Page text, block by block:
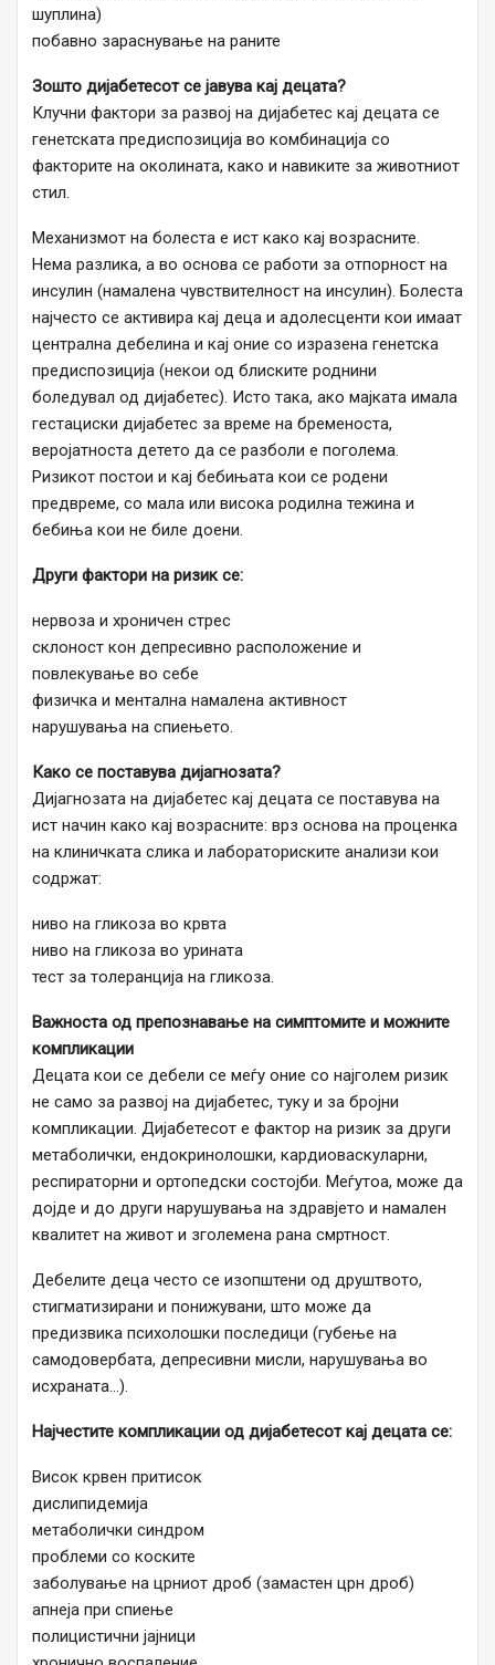
шуплина)
побавно зараснување на раните
Зошто дијабетесот се јавува кај децата?
Клучни фактори за развој на дијабетес кај децата се
генетската предиспозиција во комбинација со
факторите на околината, како и навиките за животниот
стил.
Механизмот на болеста е ист како кај возрасните.
Нема разлика, а во основа се работи за отпорност на
инсулин (намалена чувствителност на инсулин). Болеста
најчесто се активира кај деца и адолесценти кои имаат
централна дебелина и кај оние со изразена генетска
предиспозиција (некои од блиските роднини
боледувал од дијабетес). Исто така, ако мајката имала
гестациски дијабетес за време на бременоста,
веројатноста детето да се разболи е поголема.
Ризикот постои и кај бебињата кои се родени
предвреме, со мала или висока родилна тежина и
бебиња кои не биле доени.
Други фактори на ризик се:
нервоза и хроничен стрес
склоност кон депресивно расположение и
повлекување во себе
физичка и ментална намалена активност
нарушувања на спиењето.
Како се поставува дијагнозата?
Дијагнозата на дијабетес кај децата се поставува на
ист начин како кај возрасните: врз основа на проценка
на клиничката слика и лабораториските анализи кои
содржат:
ниво на гликоза во крвта
ниво на гликоза во урината
тест за толеранција на гликоза.
Важноста од препознавање на симптомите и можните
компликации
Децата кои се дебели се меѓу оние со најголем ризик
не само за развој на дијабетес, туку и за бројни
компликации. Дијабетесот е фактор на ризик за други
метаболички, ендокринолошки, кардиоваскуларни,
респираторни и ортопедски состојби. Меѓутоа, може да
дојде и до други нарушувања на здравјето и намален
квалитет на живот и зголемена рана смртност.
Дебелите деца често се изопштени од друштвото,
стигматизирани и понижувани, што може да
предизвика психолошки последици (губење на
самодовербата, депресивни мисли, нарушувања во
исхраната…).
Најчестите компликации од дијабетесот кај децата се:
Висок крвен притисок
дислипидемија
метаболички синдром
проблеми со коските
заболување на црниот дроб (замастен црн дроб)
апнеја при спиење
полицистични јајници